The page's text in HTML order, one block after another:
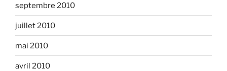
septembre 2010
juillet 2010
mai 2010
avril 2010